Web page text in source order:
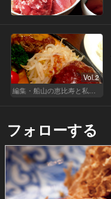
Vol.2
編集・船山の恵比寿と私、ときどきルノアール
フォローする